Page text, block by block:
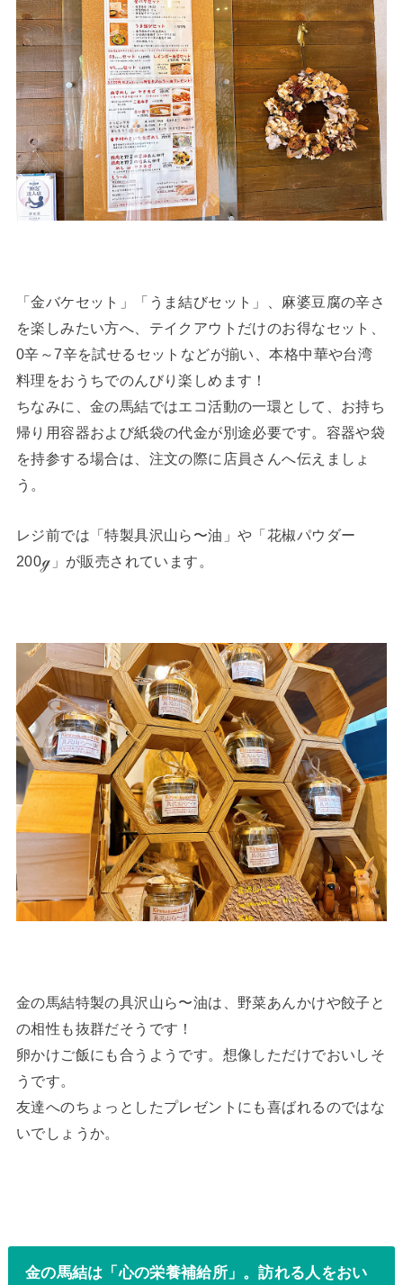
「金バケセット」「うま結びセット」、麻婆豆腐の辛さ
を楽しみたい方へ、テイクアウトだけのお得なセット、
0辛～7辛を試せるセットなどが揃い、本格中華や台湾
料理をおうちでのんびり楽しめます！
ちなみに、金の馬結ではエコ活動の一環として、お持ち
帰り用容器および紙袋の代金が別途必要です。容器や袋
を持参する場合は、注文の際に店員さんへ伝えましょ
う。
レジ前では「特製具沢山ら〜油」や「花椒パウダー
200ℊ」が販売されています。
金の馬結特製の具沢山ら〜油は、野菜あんかけや餃子と
の相性も抜群だそうです！
卵かけご飯にも合うようです。想像しただけでおいしそ
うです。
​友達へのちょっとしたプレゼントにも喜ばれるのではな
いでしょうか。
金の馬結は「心の栄養補給所」。訪れる人をおい